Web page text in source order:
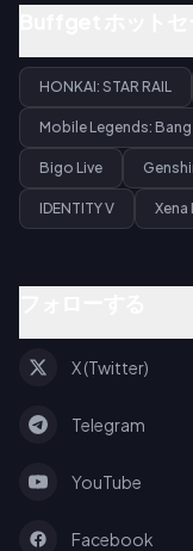
HONKAI: STAR RAIL
Mobile Legends:
Bigo Live
IDENTITY V Xena
X (Twitter)
Telegram
YouTube
Facebook